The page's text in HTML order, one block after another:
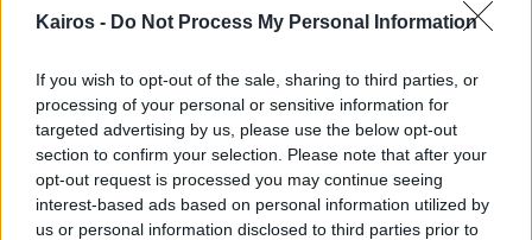
Kairos - Do Not Process My Personal Information
If you wish to opt-out of the sale, sharing to third parties, or
processing of your personal or sensitive information for
targeted advertising by us, please use the below opt-out
section to confirm your selection. Please note that after your
opt-out request is processed you may continue seeing
interest-based ads based on personal information utilized by
us or personal information disclosed to third parties prior to
07:00 Καθαρός
08:00
26°
Καθαρός
Αίσθηση25° Άνεμος2 bf
09:00
28°
Καθαρός
Αίσθηση 27° Άνεμος 3 bf